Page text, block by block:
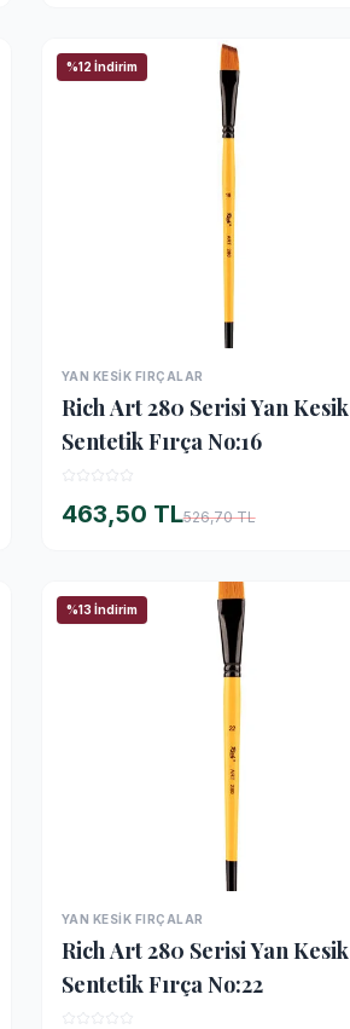
%12 İndirim
YAN KESIK FIRÇALAR
Rich Art 280 Serisi Yan Kesik
Sentetik Fırça No:16
463,50 TL526,70 TL
%13 İndirim
YAN KESIK FIRÇALAR
Rich Art 280 Serisi Yan Kesik
Sentetik Fırça No:22